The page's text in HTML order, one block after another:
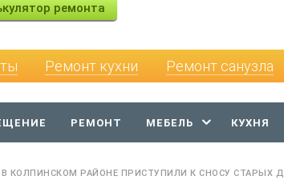
ремонта
Ремонт кухни Ремонт санузла
РЕМОНТ МЕБЕЛЬ КУХНЯ
В КОЛПИНСКОМ РАЙОНЕ ПРИСТУПИЛИ К СНОСУ СТАРЫХ